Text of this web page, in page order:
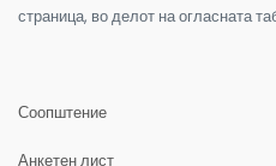
страница, во делот на огласната
Соопштение
Анкетен лист